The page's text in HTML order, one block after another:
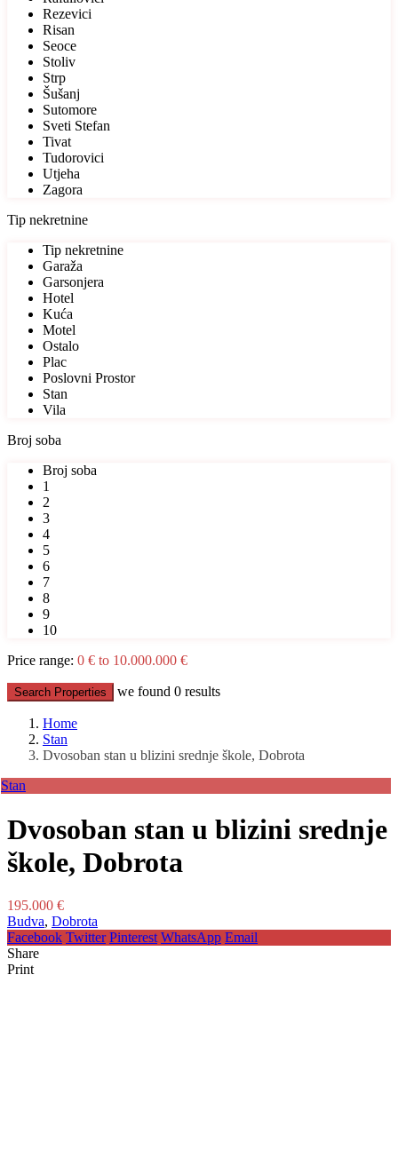
Rezevici
Risan
Seoce
Stoliv
Strp
Šušanj
Sutomore
Sveti Stefan
Tivat
Tudorovici
Utjeha
Zagora
Tip nekretnine
Tip nekretnine
Garaža
Garsonjera
Hotel
Kuća
Motel
Ostalo
Plac
Poslovni Prostor
Stan
Vila
Broj soba
Broj soba
1
2
3
4
5
6
7
8
9
10
Price range: 0 € to 10.000.000 €
Search Properties we found 0 results
Home
Stan
Dvosoban stan u blizini srednje škole, Dobrota
Stan
Dvosoban stan u blizini srednje
škole, Dobrota
195.000 €
Budva, Dobrota
Facebook Twitter Pinterest WhatsApp Email
Share
Print